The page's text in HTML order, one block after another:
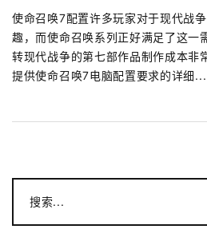
使命召唤7配置许多玩家对于现代战
趣，而使命召唤系列正好满足了这一
转现代战争的第七部作品制作成本非
提供使命召唤7电脑配置要求的详细...
搜索...